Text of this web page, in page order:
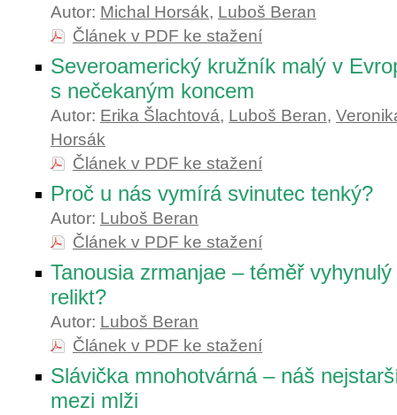
Autor: Michal Horsák, Luboš Beran
Článek v PDF ke stažení
Severoamerický kružník malý v
s nečekaným koncem
Autor: Erika Šlachtová, Luboš Beran,
Horsák
Článek v PDF ke stažení
Proč u nás vymírá svinutec tenký?
Autor: Luboš Beran
Článek v PDF ke stažení
Tanousia zrmanjae – téměř
relikt?
Autor: Luboš Beran
Článek v PDF ke stažení
Slávička mnohotvárná – náš
mezi mlži